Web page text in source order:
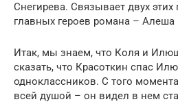
Снегирева. Связывает двух
главных героев романа – Алеша
Итак, мы знаем, что Коля и
сказать, что Красоткин спас
одноклассников. С того
всей душой – он видел в нем